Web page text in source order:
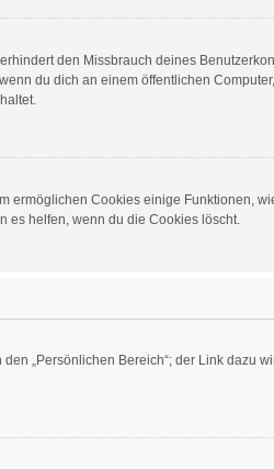
den Missbrauch deines
du dich an einem öffentlichen
ermöglichen Cookies einige Funktionen,
es helfen, wenn du die Cookies löscht.
„Persönlichen Bereich“; der Link dazu